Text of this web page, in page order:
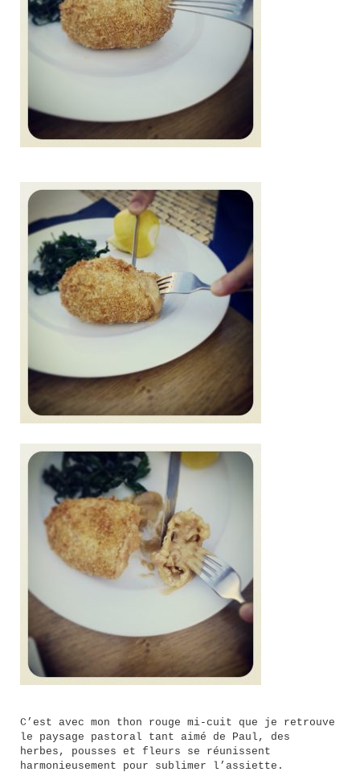
C’est avec mon thon rouge mi-cuit que je retrouve
le paysage pastoral tant aimé de Paul, des
herbes, pousses et fleurs se réunissent
harmonieusement pour sublimer l’assiette.